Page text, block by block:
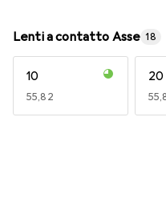
Lenti a contatto Asse 18
10
EUR
55,82
20